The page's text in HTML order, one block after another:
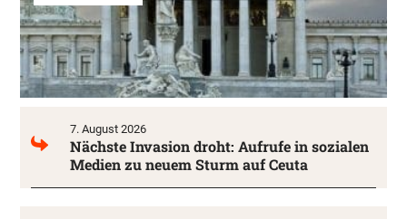
7. August 2026
Nächste Invasion droht: Aufrufe in sozialen
Medien zu neuem Sturm auf Ceuta